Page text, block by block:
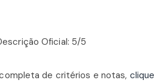
Oficial: 5/5
de critérios e notas, clique